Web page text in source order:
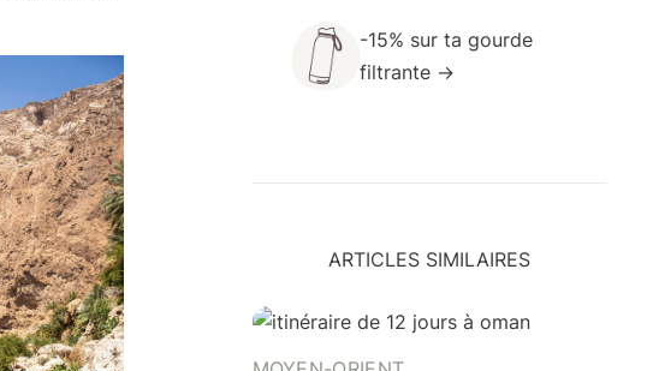
-15% sur tagourde
filtrante →
ARTICLES SIMILAIRES